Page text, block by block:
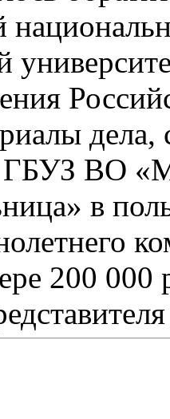
ГБУЗ ВО
в
200 000